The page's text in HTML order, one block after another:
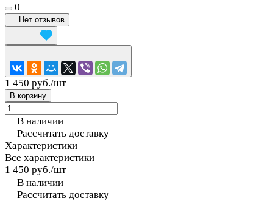
0
Нет отзывов
1 450 руб./шт
В корзину
В наличии
Рассчитать доставку
Характеристики
Все характеристики
1 450 руб./шт
В наличии
Рассчитать доставку